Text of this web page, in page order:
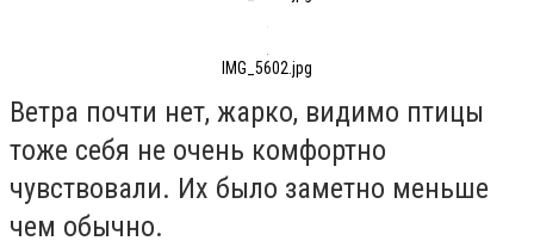
IMG_5602.jpg
Ветра почти нет, жарко, видимо птицы
тоже себя не очень комфортно
чувствовали. Их было заметно меньше
чем обычно.